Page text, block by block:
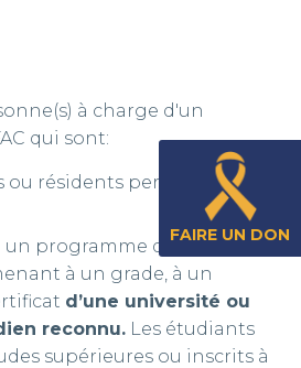
FAIRE UN DON
à charge d'un
qui sont:
ou résidents permanents du
un programme de premier
à un grade, à un
d’une université ou
reconnu. Les étudiants
supérieures ou inscrits à